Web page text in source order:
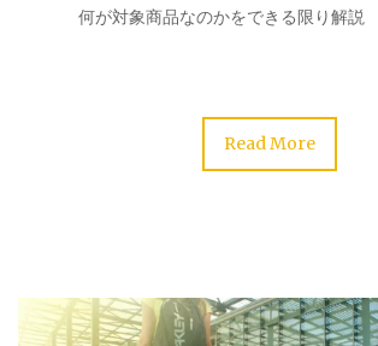
何が対象商品なのかをできる限り解説
Read More